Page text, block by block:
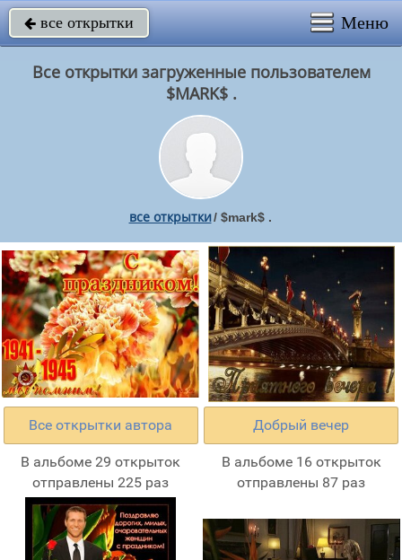
 все открытки Меню
Все открытки загруженные пользователем
$MARK$ .
все открытки/ $mark$ .
Все открытки автора
В альбоме 29 открыток
отправлены 225 раз
Добрый вечер
В альбоме 16 открыток
отправлены 87 раз